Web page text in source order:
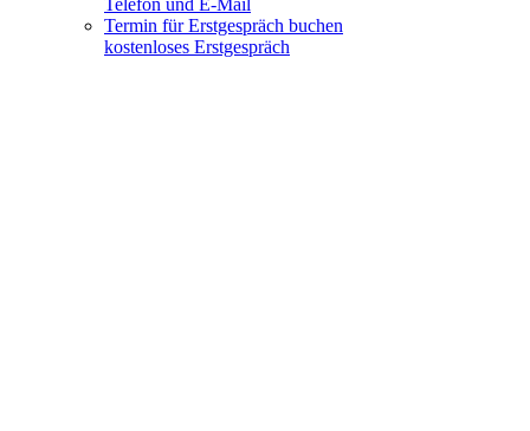
Termin für Erstgespräch buchen
kostenloses Erstgespräch